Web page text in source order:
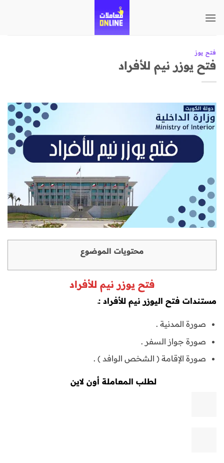
للمحتوى
فتح يوز
فتح يوزر نيم للأفراد
محتويات الموضوع
فتح يوزر نيم للأفراد
مستندات فتح اليوزر نيم للأفراد :ـ
صورة المدنية .
صورة جواز السفر .
صورة الإقامة ( الشخص الوافد ) .
لطلب المعاملة أون لاين